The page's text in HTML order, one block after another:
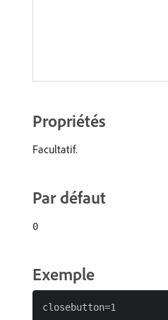
Propriétés
Facultatif.
Par défaut
0
Exemple